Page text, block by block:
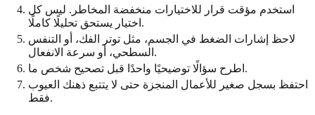
استخدم مؤقت قرار للاختيارات منخفضة المخاطر. ليس كل
اختيار يستحق تحليلًا كاملًا.
لاحظ إشارات الضغط في الجسم، مثل توتر الفك، أو التنفس
السطحي، أو سرعة الانفعال.
اطرح سؤالًا توضيحيًا واحدًا قبل تصحيح شخص ما.
احتفظ بسجل صغير للأعمال المنجزة حتى لا يتتبع ذهنك العيوب
فقط.